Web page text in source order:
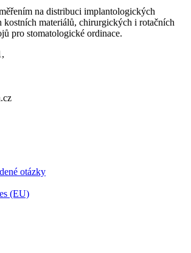
na distribuci implantologických
kostních materiálů, chirurgických i rotačních
pro stomatologické ordinace.
otázky
(EU)